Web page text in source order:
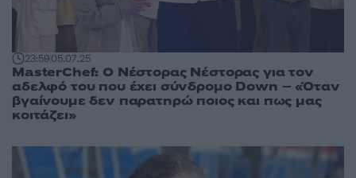
23:5905.07.25
MasterChef: Ο Νέστορας Νέστορας για τον
αδελφό του που έχει σύνδρομο Down – «Όταν
βγαίνουμε δεν παρατηρώ ποιος και πως μας
κοιτάζει»